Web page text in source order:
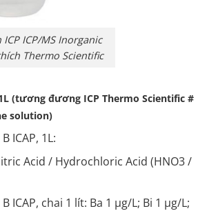
ICP/MS Inorganic
Thermo Scientific
1L (tương đương ICP Thermo Scientific #
solution)
ICAP, 1L:
Acid / Hydrochloric Acid (HNO3 /
B ICAP, chai 1 lít: Ba 1 µg/L; Bi 1 µg/L;